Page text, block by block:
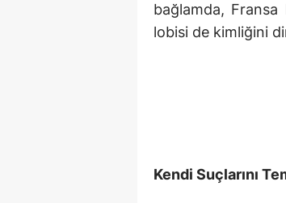
bağlamda, Fransa
lobisi de kimliğini
Kendi Suçlarını